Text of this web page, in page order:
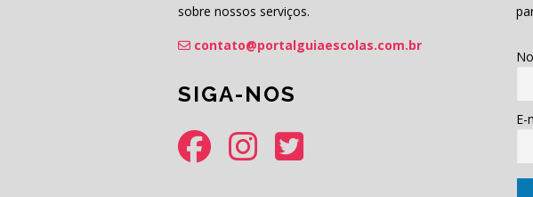
sobre nossos serviços.
contato@portalguiaescolas.com.br
SIGA-NOS
E-